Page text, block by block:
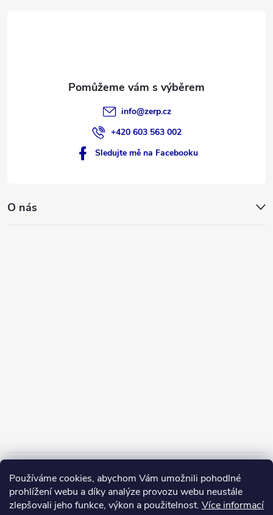
Používáme cookies, abychom Vám umožnili pohodlné
prohlížení webu a díky analýze provozu webu neustále
zlepšovali jeho funkce, výkon a použitelnost. Více informací
info@zerp.cz
+420 603 563 002
Sledujte mě na Facebooku
O nás